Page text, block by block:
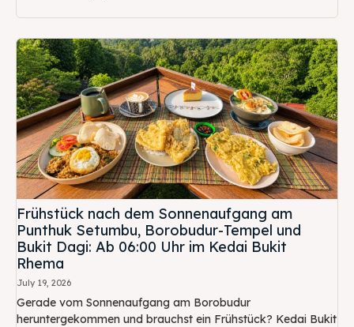
Frühstück nach dem Sonnenaufgang am
Punthuk Setumbu, Borobudur-Tempel und
Bukit Dagi: Ab 06:00 Uhr im Kedai Bukit
Rhema
July 19, 2026
Gerade vom Sonnenaufgang am Borobudur
heruntergekommen und brauchst ein Frühstück? Kedai Bukit